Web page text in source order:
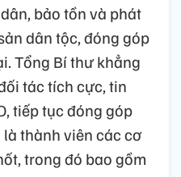
bảo tồn và phát
dân tộc, đóng góp
Tổng Bí thư khẳng
tác tích cực, tin
tiếp tục đóng góp
thành viên các cơ
trong đó bao gồm